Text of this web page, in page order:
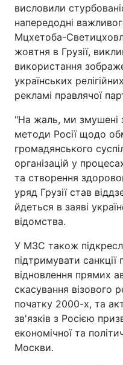
висловили
напередодні
Мцхетоба-
жовтня в Грузії,
використання
українських
рекламі правлячої
"На жаль, ми змушені
методи Росії щодо
громадянського
організацій у
та створення
уряд Грузії став
йдеться в заяві
відомства.
У МЗС також
підтримувати санкції
відновлення прямих
скасування візового
початку 2000-х, та
зв'язків з Росією
економічної та
Москви.